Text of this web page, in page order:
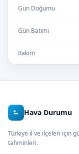
Gün Doğumu
Gün Batımı
Rakım
Hava Durumu
Türkiye il ve ilçeleri için
tahminleri.